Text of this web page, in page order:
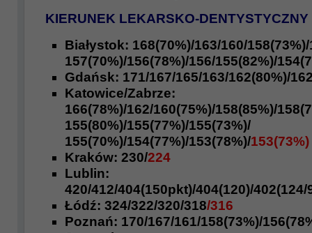
KIERUNEK LEKARSKO-
Białystok: 168(70%)/163/160/
157(70%)/156(78%)/156/155(82%)/
Gdańsk: 171/167/165/163/162(80%)/
Katowice/Zabrze:
166(78%)/162/160(75%)/158(85%)/
155(80%)/155(77%)/155(73%)/
155(70%)/154(77%)/153(78%)/153(73%)
Kraków: 230/224
Lublin:
420/412/404(150pkt)/404(120)/402(124/
Łódź: 324/322/320/318/316
Poznań: 170/167/161/158(73%)/